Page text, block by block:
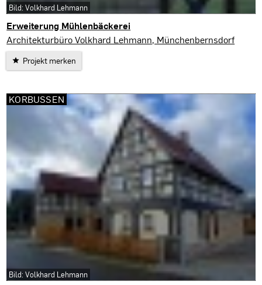
Erweiterung Mühlenbäckerei
Triptis
Architekturbüro Volkhard Lehmann, Münchenbernsdorf
Projekt merken
Bild: Volkhard Lehmann
KORBUSSEN
Bild: Volkhard Lehmann